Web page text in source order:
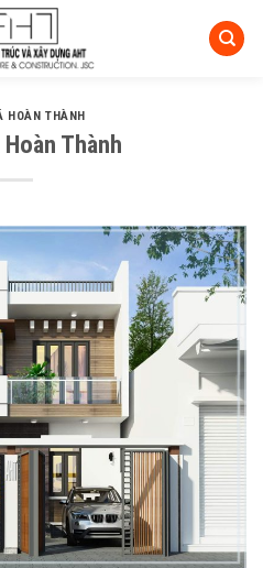
HOÀN THÀNH
Thành